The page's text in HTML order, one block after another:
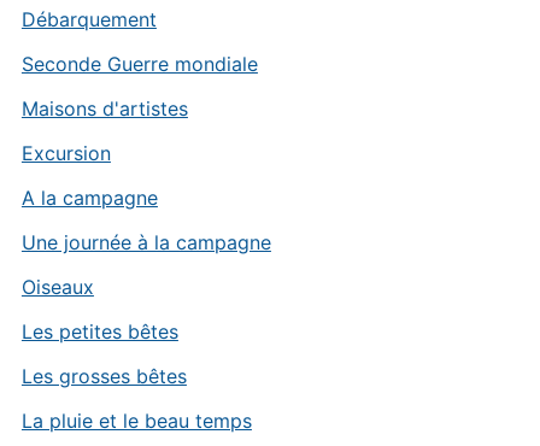
Débarquement
Seconde Guerre mondiale
Maisons d'artistes
Excursion
A la campagne
Une journée à la campagne
Oiseaux
Les petites bêtes
Les grosses bêtes
La pluie et le beau temps